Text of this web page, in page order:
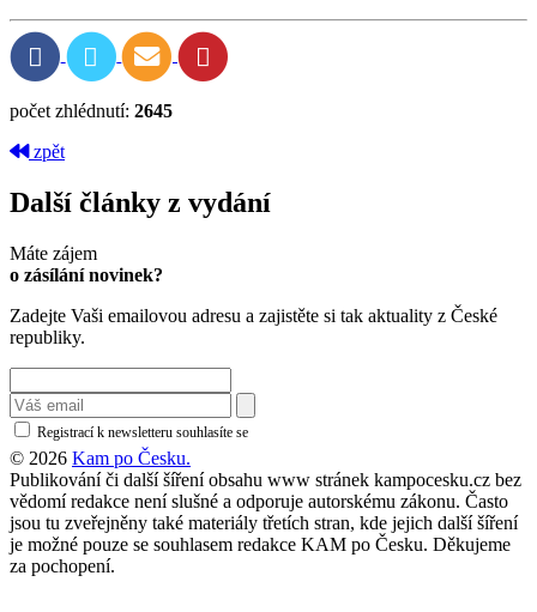
počet zhlédnutí: 2645
zpět
Další články z vydání
Máte zájem
o zásílání novinek?
Zadejte Vaši emailovou adresu a zajistěte si tak aktuality z České
republiky.
Registrací k newsletteru souhlasíte se
© 2026 Kam po Česku.
Publikování či další šíření obsahu www stránek kampocesku.cz bez
vědomí redakce není slušné a odporuje autorskému zákonu. Často
jsou tu zveřejněny také materiály třetích stran, kde jejich další šíření
je možné pouze se souhlasem redakce KAM po Česku. Děkujeme
za pochopení.